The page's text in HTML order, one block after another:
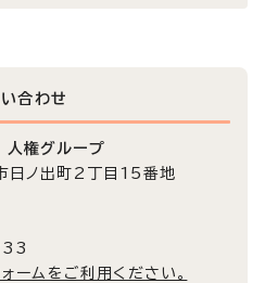
合わせ
人権グループ
ノ出町2丁目15番地
ームをご利用ください。